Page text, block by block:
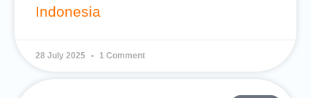
Indonesia
28 July 2025 1 Comment